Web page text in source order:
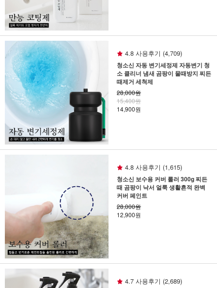
4.8 사용후기 (4,709)
청소신 자동 변기세정제 자동변기 청
소 클리너 냄새 곰팡이 물때방지 찌든
때제거 세척제
28,000원
15,400원
14,900원
4.8 사용후기 (1,615)
청소신 보수용 커버 롤러 300g 찌든
때 곰팡이 낙서 얼룩 생활흔적 완벽
커버 페인트
28,000원
12,900원
4.7 사용후기 (2,689)